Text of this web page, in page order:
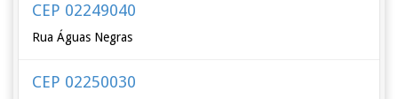
CEP 02249040
Rua Águas Negras
CEP 02250030